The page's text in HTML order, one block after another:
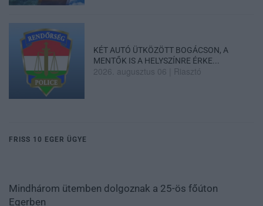
KÉT AUTÓ ÜTKÖZÖTT BOGÁCSON, A
MENTŐK IS A HELYSZÍNRE ÉRKE...
2026. augusztus 06 Riasztó
FRISS 10 EGER ÜGYE
Mindhárom ütemben dolgoznak a 25-ös főúton
Egerben